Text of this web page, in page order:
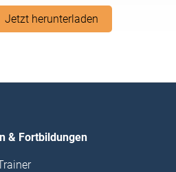
Jetzt herunterladen
& Fortbildungen